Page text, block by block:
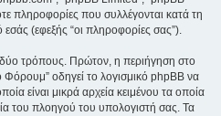
πληροφορίες που συλλέγονται κατά τη
(εφεξής “οι πληροφορίες σας”).
τρόπους. Πρώτον, η περιήγηση στο
οδηγεί το λογισμικό phpBB να
είναι μικρά αρχεία κειμένου τα οποία
του πλοηγού του υπολογιστή σας. Τα